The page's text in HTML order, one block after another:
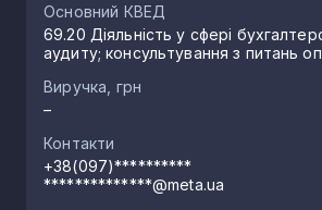
Основний КВЕД
69.20 Діяльність у сфері
аудиту; консультування з питань
Виручка, грн
–
Контакти
+38(097)**********
**************@meta.ua